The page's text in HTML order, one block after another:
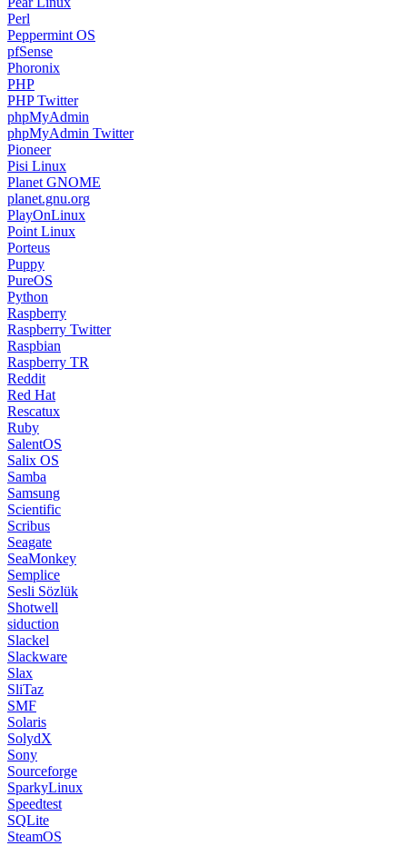
Perl
Peppermint OS
pfSense
Phoronix
PHP
PHP Twitter
phpMyAdmin
phpMyAdmin Twitter
Pioneer
Pisi Linux
Planet GNOME
planet.gnu.org
PlayOnLinux
Point Linux
Porteus
Puppy
PureOS
Python
Raspberry
Raspberry Twitter
Raspbian
Raspberry TR
Reddit
Red Hat
Rescatux
Ruby
SalentOS
Salix OS
Samba
Samsung
Scientific
Scribus
Seagate
SeaMonkey
Semplice
Sesli Sözlük
Shotwell
siduction
Slackel
Slackware
Slax
SliTaz
SMF
Solaris
SolydX
Sony
Sourceforge
SparkyLinux
Speedtest
SQLite
SteamOS